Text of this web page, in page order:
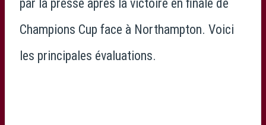
par la presse après la victoire en finale de
Champions Cup face à Northampton. Voici
les principales évaluations.